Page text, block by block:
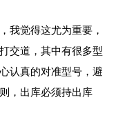
我觉得这尤为重要，
交道，其中有很多型
认真的对准型号，避
，出库必须持出库